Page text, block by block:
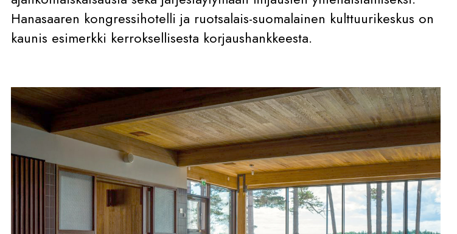
Hanasaaren kongressihotelli ja ruotsalais-suomalainen kulttuurikeskus on
kaunis esimerkki kerroksellisesta korjaushankkeesta.